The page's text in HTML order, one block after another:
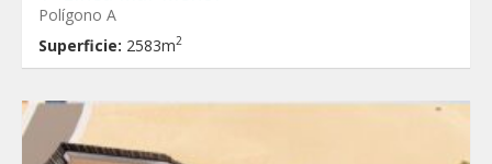
Polígono A
Superficie: 2583m2